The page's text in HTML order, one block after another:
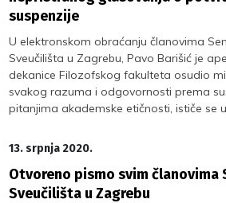
suspenzije
U elektronskom obraćanju članovima
Sveučilišta u Zagrebu, Pavo Barišić je
dekanice Filozofskog fakulteta osudio
svakog razuma i odgovornosti prema
pitanjima akademske etičnosti, ističe se u
13. srpnja 2020.
Otvoreno pismo svim članovima
Sveučilišta u Zagrebu